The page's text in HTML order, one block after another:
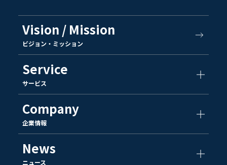
Vision / Mission
ビジョン・ミッション
Service
サービス
Company
企業情報
News
ニュース